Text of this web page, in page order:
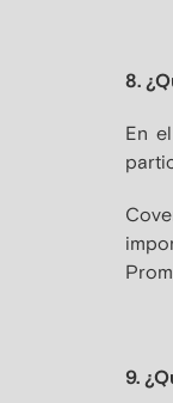
8.
En
9.